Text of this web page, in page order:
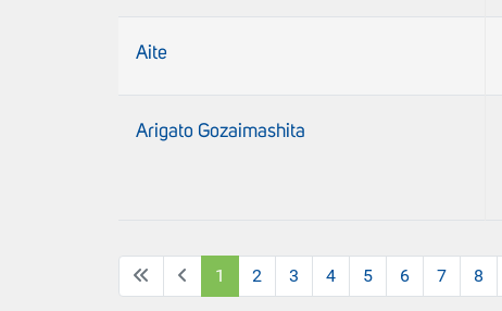
Aite
Arigato Gozaimashita
1 2 3 4 5 6 7 8